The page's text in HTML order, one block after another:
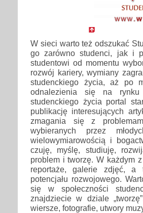
W sieci warto też odszukać
go zarówno studenci, jak i
studentowi od momentu
rozwój kariery, wymiany
studenckiego życia, aż po
odnalezienia się na
studenckiego życia portal
publikację interesujących
zmagania się z
wybieranych przez
wielowymiarowością i
czuję, myślę, studiuję,
problem i tworzę. W każdym
reportaże, galerie zdjęć, a
potencjału rozwojowego.
się w społeczności
znajdziecie w dziale
wiersze, fotografie, utwory